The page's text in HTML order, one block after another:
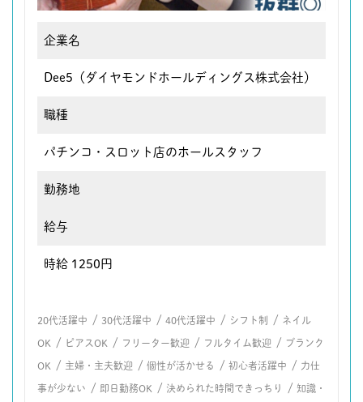
企業名
Dee5（ダイヤモンドホールディングス株式会社）
職種
パチンコ・スロット店のホールスタッフ
勤務地
給与
時給 1250円
20代活躍中 / 30代活躍中 / 40代活躍中 / シフト制 / ネイル
OK / ピアスOK / フリーター歓迎 / フルタイム歓迎 / ブランク
OK / 主婦・主夫歓迎 / 個性が活かせる / 初心者活躍中 / 力仕
事が少ない / 即日勤務OK / 決められた時間できっちり / 知識・